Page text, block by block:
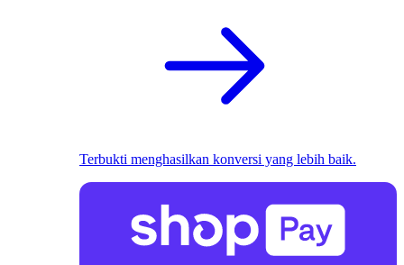
Terbukti menghasilkan konversi yang lebih baik.